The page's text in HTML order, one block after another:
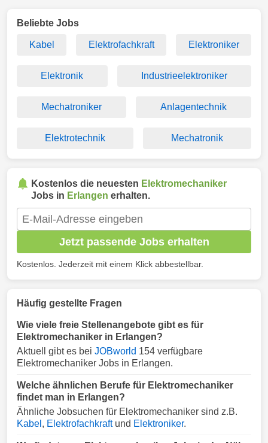
Beliebte Jobs
Kabel Elektrofachkraft Elektroniker
Elektronik Industrieelektroniker
Mechatroniker Anlagentechnik
Elektrotechnik Mechatronik
Kostenlos die neuesten Elektromechaniker
Jobs in Erlangen erhalten.
Jetzt passende Jobs erhalten
Kostenlos. Jederzeit mit einem Klick abbestellbar.
Häufig gestellte Fragen
Wie viele freie Stellenangebote gibt es für
Elektromechaniker in Erlangen?
Aktuell gibt es bei JOBworld 154 verfügbare
Elektromechaniker Jobs in Erlangen.
Welche ähnlichen Berufe für Elektromechaniker
findet man in Erlangen?
Ähnliche Jobsuchen für Elektromechaniker sind z.B.
Kabel , Elektrofachkraftund Elektroniker.